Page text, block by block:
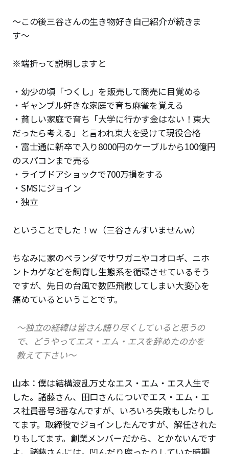
〜この後三谷さんの生き物好き自己紹介が続きま
す〜
※端折って説明しますと
・幼少の頃「つくし」を販売して商売に目覚める
・ギャンブル好きな家庭で育ち麻雀を覚える
・貧しい家庭で育ち「大学に行かす金はない！東大
だったら考える」と言われ東大を受けて現役合格
・富士通に新卒で入り8000円のケーブルから100億円
のスパコンまで売る
・ライブドアショックで700万損をする
・SMSにジョイン
・独立
ということでした！ｗ（三谷さんすいませんｗ）
ちなみに家のベランダでサワガニやコオロギ、ニホ
ントカゲなどを飼育し生態系を循環させているそう
ですが、先日の台風で数匹飛散してしまい大変心を
痛めているということです。
〜独立の経緯は皆さん語り尽くしていると思うの
で、どうやってエス・エム・エスを辞めたのかを
教えて下さい〜
山本：僕は結構波乱万丈なエス・エム・エス人生で
した。諸藤さん、田口さんについでエス・エム・エ
ス社員番号3番なんですが、いろいろ失敗もしたりし
てます。取締役でジョインしたんですが、解任された
りもしてます。創業メンバーだから、とかないんです